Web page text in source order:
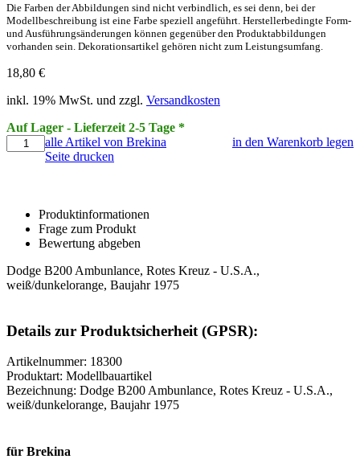
Die Farben der Abbildungen sind nicht verbindlich, es sei denn, bei der
Modellbeschreibung ist eine Farbe speziell angeführt. Herstellerbedingte Form-
und Ausführungsänderungen können gegenüber den Produktabbildungen
vorhanden sein. Dekorationsartikel gehören nicht zum Leistungsumfang.
18,80 €
inkl. 19% MwSt. und zzgl. Versandkosten
Auf Lager - Lieferzeit 2-5 Tage *
in den Warenkorb legen
alle Artikel von Brekina
Seite drucken
Produktinformationen
Frage zum Produkt
Bewertung abgeben
Dodge B200 Ambunlance, Rotes Kreuz - U.S.A.,
weiß/dunkelorange, Baujahr 1975
Details zur Produktsicherheit (GPSR):
Artikelnummer: 18300
Produktart: Modellbauartikel
Bezeichnung: Dodge B200 Ambunlance, Rotes Kreuz - U.S.A.,
weiß/dunkelorange, Baujahr 1975
für Brekina